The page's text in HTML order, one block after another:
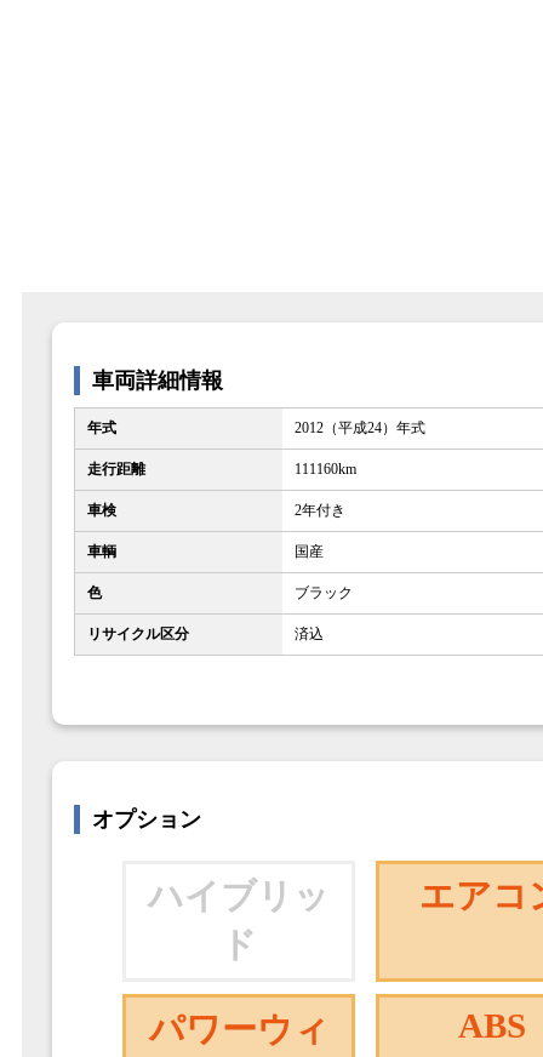
車両詳細情報
年式 2012（平成24）年式
走行距離 111160km
車検 2年付き
車輌 国産
色 ブラック
リサイクル区分 済込
オプション
ハイブリッ
ド
エアコ
パワーウィ
ABS